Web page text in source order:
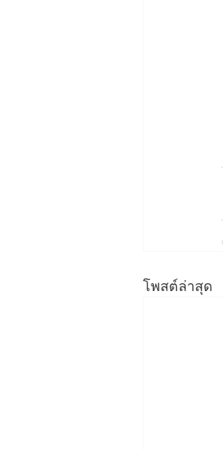
โพสต์ล่าสุด